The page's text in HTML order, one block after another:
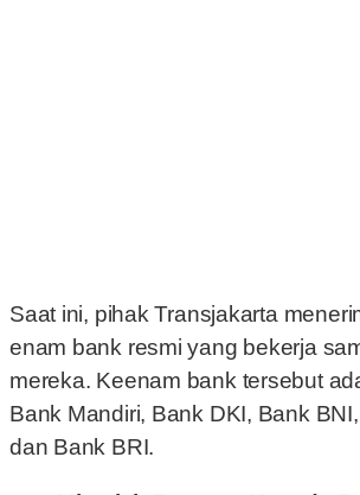
Saat ini, pihak Transjakarta
enam bank resmi yang bekerja
mereka. Keenam bank tersebut
Bank Mandiri, Bank DKI, Bank
dan Bank BRI.